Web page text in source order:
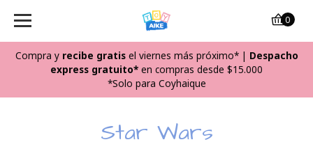
Compra y recibe gratisel viernes más próximo*| Despacho
express gratuito* en compras desde $15.000
*Solo para Coyhaique
0
Star Wars